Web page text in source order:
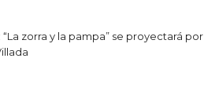
zorra y la pampa” se proyectará por